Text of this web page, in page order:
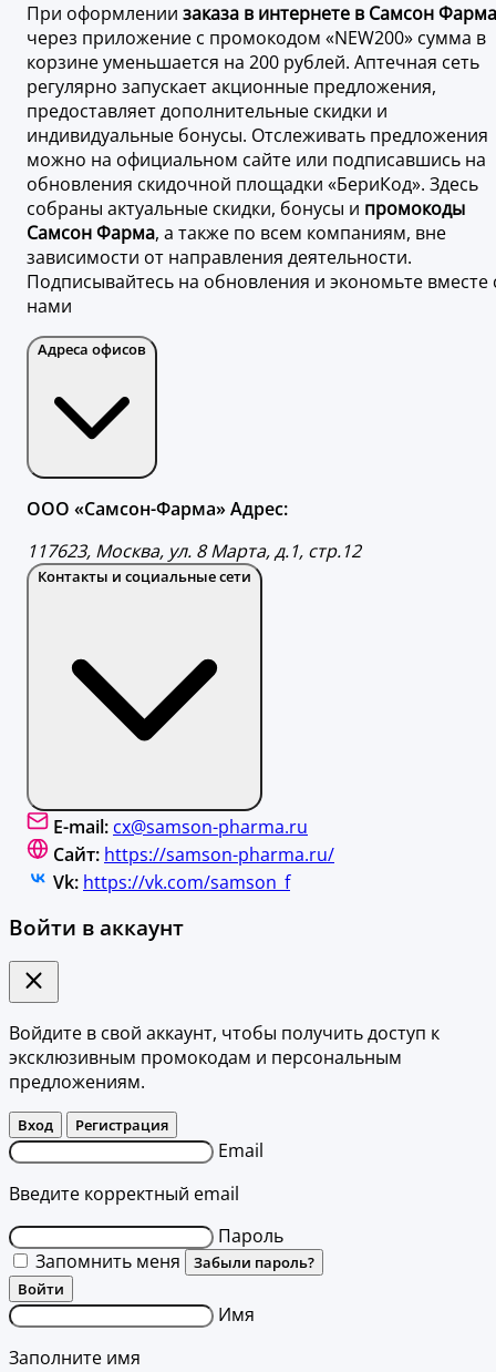
При оформлении заказа в интернете в Самсон Фарма
через приложение с промокодом «NEW200» сумма в
корзине уменьшается на 200 рублей. Аптечная сеть
регулярно запускает акционные предложения,
предоставляет дополнительные скидки и
индивидуальные бонусы. Отслеживать предложения
можно на официальном сайте или подписавшись на
обновления скидочной площадки «БериКод». Здесь
собраны актуальные скидки, бонусы и промокоды
Самсон Фарма, а также по всем компаниям, вне
зависимости от направления деятельности.
Подписывайтесь на обновления и экономьте вместе
нами
Адреса офисов
ООО «Самсон-Фарма» Адрес:
117623, Москва, ул. 8 Марта, д.1, стр.12
Контакты и социальные сети
E-mail: cx@samson-pharma.ru
Сайт: https://samson-pharma.ru/
Vk: https://vk.com/samson_f
Войти в аккаунт
Войдите в свой аккаунт, чтобы получить доступ к
эксклюзивным промокодам и персональным
предложениям.
Вход Регистрация
Email
Введите корректный email
Пароль
Запомнить меня
Забыли пароль?
Войти
Имя
Заполните имя